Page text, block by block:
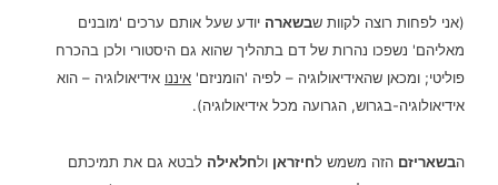
(אני לפחות רוצה לקוות שבשארה יודע שעל אותם ערכים 'מובנים
מאליהם' נשפכו נהרות של דם בתהליך שהוא גם היסטורי ולכן בהכרח
פוליטי; ומכאן שהאידיאולוגיה – לפיה 'הומניזם' איננו אידיאולוגיה – הוא
אידיאולוגיה-בגרוש, הגרועה מכל אידיאולוגיה).
הבשאריזם הזה משמש לחיזראן ולחלאילה לבטא גם את תמיכתם